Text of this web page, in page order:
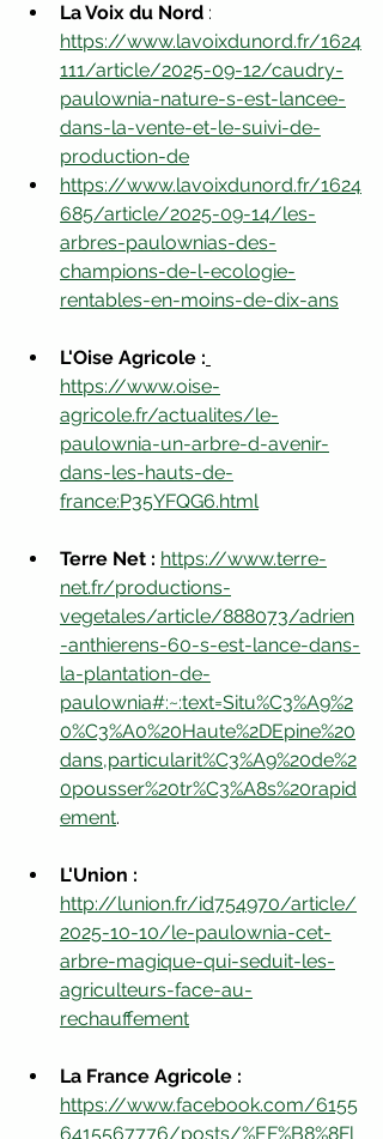
La Voix du Nord :
https://www.lavoixdunord.fr/1624
111/article/2025-09-12/caudry-
paulownia-nature-s-est-lancee-
dans-la-vente-et-le-suivi-de-
production-de
https://www.lavoixdunord.fr/1624
685/article/2025-09-14/les-
arbres-paulownias-des-
champions-de-l-ecologie-
rentables-en-moins-de-dix-ans
L'Oise Agricole :
https://www.oise-
agricole.fr/actualites/le-
paulownia-un-arbre-d-avenir-
dans-les-hauts-de-
france:P35YFQG6.html
Terre Net : https://www.terre-
net.fr/productions-
vegetales/article/888073/adrien
-anthierens-60-s-est-lance-dans-
la-plantation-de-
paulownia#:~:text=Situ%C3%A9%2
0%C3%A0%20Haute%2DEpine%20
dans,particularit%C3%A9%20de%2
0pousser%20tr%C3%A8s%20rapid
ement.
L'Union :
http://lunion.fr/id754970/article/
2025-10-10/le-paulownia-cet-
arbre-magique-qui-seduit-les-
agriculteurs-face-au-
rechauffement
La France Agricole :
https://www.facebook.com/6155
6415567776/posts/%EF%B8%8Fl